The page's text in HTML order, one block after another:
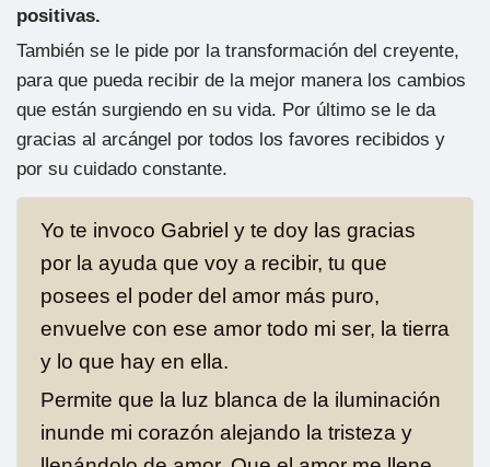
positivas.
También se le pide por la transformación del creyente,
para que pueda recibir de la mejor manera los cambios
que están surgiendo en su vida. Por último se le da
gracias al arcángel por todos los favores recibidos y
por su cuidado constante.
Yo te invoco Gabriel y te doy las gracias
por la ayuda que voy a recibir, tu que
posees el poder del amor más puro,
envuelve con ese amor todo mi ser, la tierra
y lo que hay en ella.
Permite que la luz blanca de la iluminación
inunde mi corazón alejando la tristeza y